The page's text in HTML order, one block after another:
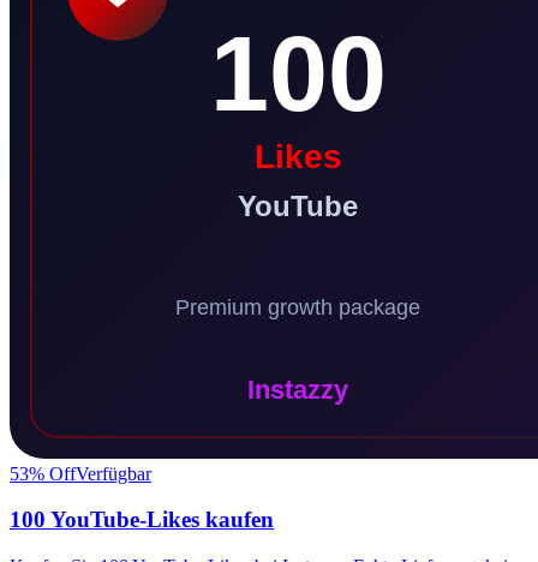
53% OffVerfügbar
100 YouTube-Likes kaufen